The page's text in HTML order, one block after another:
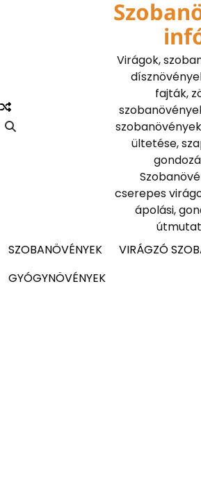
Virágok,
fajták,
ültetése,
cserepes
ápolási,
SZOBANÖVÉNYEK
VIRÁGZÓ
GYÓGYNÖVÉNYEK